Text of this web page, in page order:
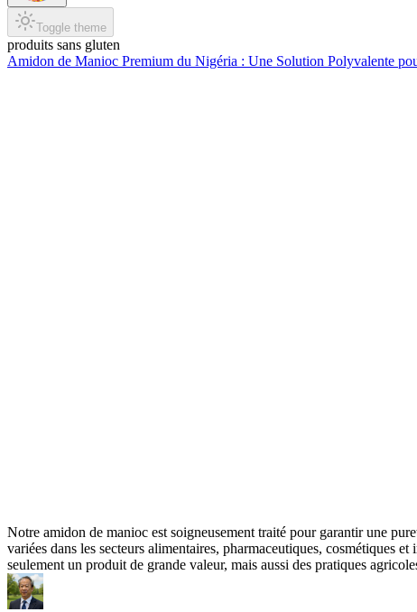
Toggle theme
produits sans gluten
Amidon de Manioc Premium du Nigéria : Une Solution Polyvalente
Notre amidon de manioc est soigneusement traité pour garantir une
variées dans les secteurs alimentaires, pharmaceutiques, cosmétiques
seulement un produit de grande valeur, mais aussi des pratiques